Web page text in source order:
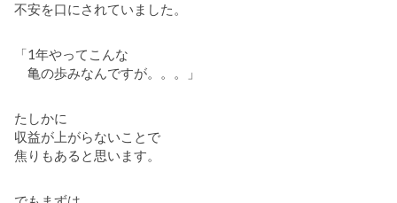
不安を口にされていました。
「1年やってこんな
亀の歩みなんですが。。。」
たしかに
収益が上がらないことで
焦りもあると思います。